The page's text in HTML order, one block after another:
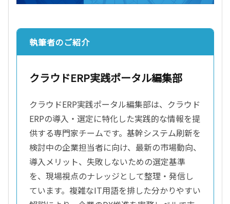
執筆者のご紹介
クラウドERP実践ポータル編集部
クラウドERP実践ポータル編集部は、クラウド
ERPの導入・選定に特化した実践的な情報を提
供する専門家チームです。基幹システム刷新を
検討中の企業担当者に向け、最新の市場動向、
導入メリット、失敗しないための選定基準
を、現場視点のナレッジとして整理・発信し
ています。複雑なIT用語を排した分かりやすい